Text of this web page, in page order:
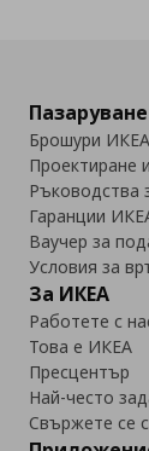
Брошури ИКЕА
Проектиране
Ръководства
Гаранции
Ваучер за
Условия за
За ИКЕА
Работете с
Това е ИКЕА
Пресцентър
Най-често
Свържете се